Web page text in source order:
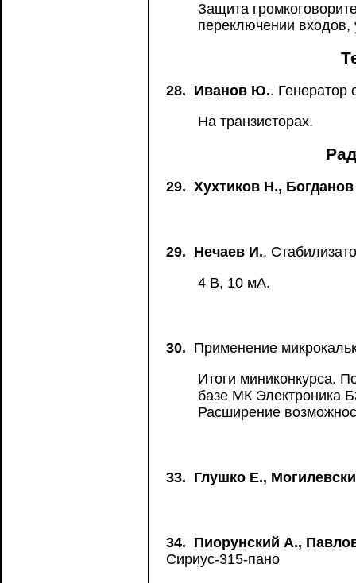
Защита
переключении
28. Иванов Ю.. Генератор
На транзисторах.
29. Хухтиков Н.,
29. Нечаев И..
4 В, 10 мА.
30. Применение
Итоги миниконкурса.
базе МК Электроника
Расширение
33. Глушко Е.,
34. Пиорунский А.,
Сириус-315-пано